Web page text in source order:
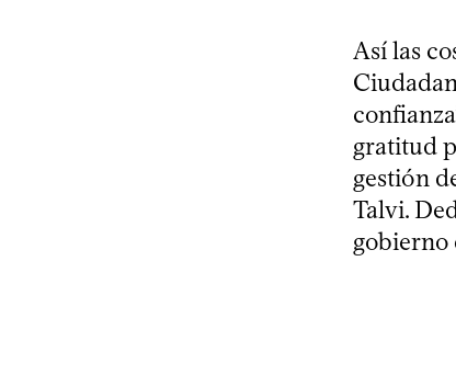
Así las
gratitud
gestión
Talvi.
gobierno